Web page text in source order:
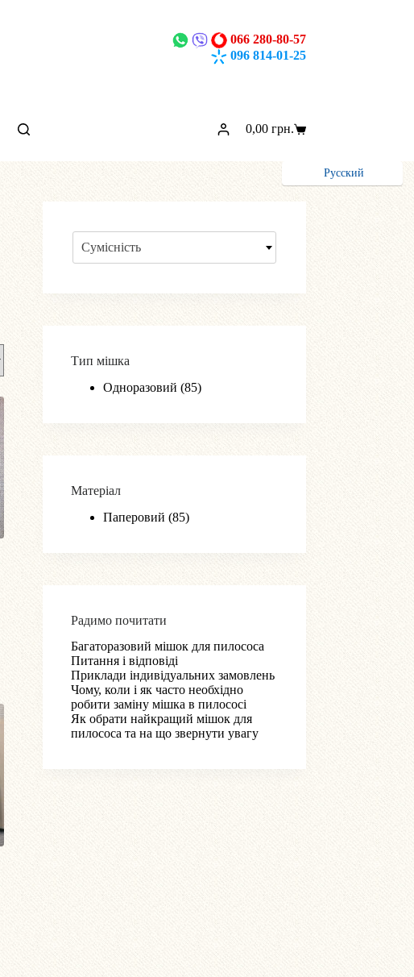
066 280-80-57
096 814-01-25
Кошик
0,00 грн.
Русский
Сумісність
Тип мішка
Одноразовий (85)
Матеріал
Паперовий (85)
Радимо почитати
Багаторазовий мішок для пилососа
Питання і відповіді
Приклади індивідуальних замовлень
Чому, коли і як часто необхідно
робити заміну мішка в пилососі
Як обрати найкращий мішок для
пилососа та на що звернути увагу